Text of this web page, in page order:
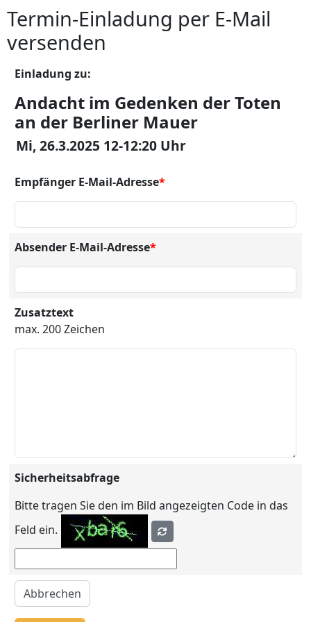
Termin-Einladung per E-Mail
versenden
Einladung zu:
Andacht im Gedenken der Toten
an der Berliner Mauer
Mi, 26.3.2025 12-12:20 Uhr
Empfänger E-Mail-Adresse*
Absender E-Mail-Adresse*
Zusatztext
max. 200 Zeichen
Sicherheitsabfrage
Bitte tragen Sie den im Bild angezeigten Code in das
Feld ein.
Abbrechen